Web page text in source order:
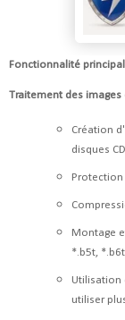
Fonctionnalité
Traitement des images
Création
disques
Montage
*.b5t,
Utilisation
utiliser